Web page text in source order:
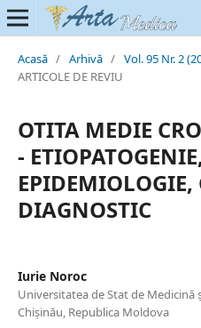
Acasă / Arhivă / Vol. 95 Nr. 2
ARTICOLE DE REVIU
OTITA MEDIE
-
EPIDEMIOLOGIE,
DIAGNOSTIC
Iurie Noroc
Universitatea de Stat de Medicină
Chişinău, Republica Moldova